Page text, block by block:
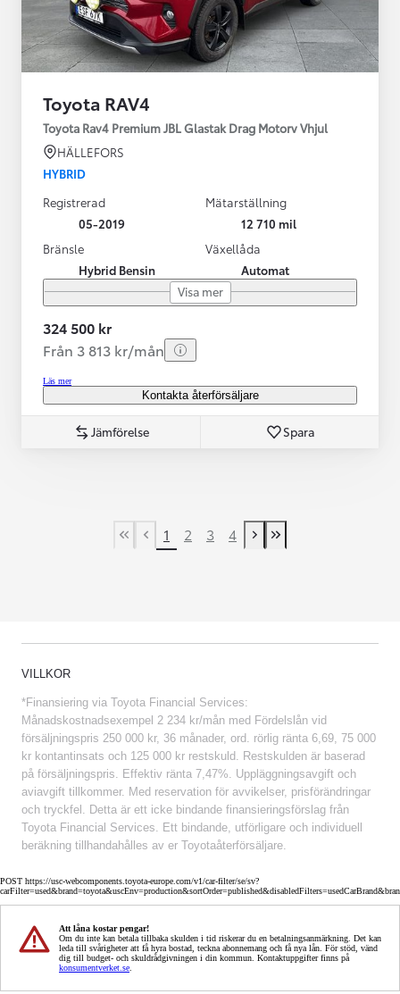
Toyota RAV4
Toyota Rav4 Premium JBL Glastak Drag Motorv Vhjul
HÄLLEFORS
HYBRID
Registrerad
05-2019
Mätarställning
12 710 mil
Bränsle
Hybrid Bensin
Växellåda
Automat
Visa mer
324 500 kr
Från 3 813 kr/mån
Läs mer
Kontakta återförsäljare
Jämförelse Spara
First Page
Previous page
1 2 3 4
Next page
Last Page
VILLKOR
*Finansiering via Toyota Financial Services:
Månadskostnadsexempel 2 234 kr/mån med Fördelslån vid
försäljningspris 250 000 kr, 36 månader, ord. rörlig ränta 6,69, 75 000
kr kontantinsats och 125 000 kr restskuld. Restskulden är baserad
på försäljningspris. Effektiv ränta 7,47%. Uppläggningsavgift och
aviavgift tillkommer. Med reservation för avvikelser, prisförändringar
och tryckfel. Detta är ett icke bindande finansieringsförslag från
Toyota Financial Services. Ett bindande, utförligare och individuell
beräkning tillhandahålles av er Toyotaåterförsäljare.
POST https://usc-webcomponents.toyota-europe.com/v1/car-filter/se/sv?
Att låna kostar pengar!
Om du inte kan betala tillbaka skulden i tid riskerar du en betalningsanmärkning. Det kan
leda till svårigheter att få hyra bostad, teckna abonnemang och få nya lån. För stöd, vänd
dig till budget- och skuldrådgivningen i din kommun. Kontaktuppgifter finns på
konsumentverket.se